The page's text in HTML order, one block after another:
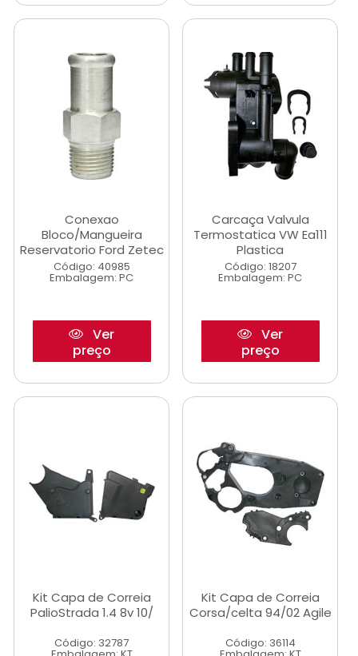
Conexao
Bloco/Mangueira
Reservatorio Ford Zetec
Código: 40985
Embalagem: PC
Ver
preço
Carcaça Valvula
Termostatica VW Ea111
Plastica
Código: 18207
Embalagem: PC
Ver
preço
Kit Capa de Correia
PalioStrada 1.4 8v 10/
Código: 32787
Kit Capa de Correia
Corsa/celta 94/02 Agile
Código: 36114